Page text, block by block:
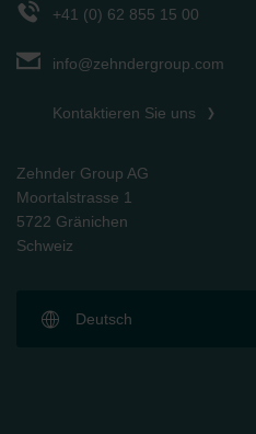
+41 (0) 62 855 15 00
info@zehndergroup.com
Kontaktieren Sie uns
Zehnder Group AG
Moortalstrasse 1
5722 Gränichen
Schweiz
Deutsch